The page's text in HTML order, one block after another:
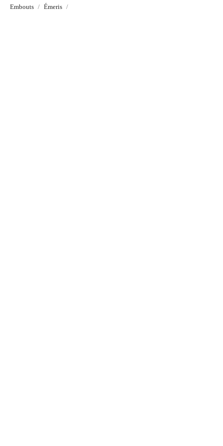
Embouts Émeris